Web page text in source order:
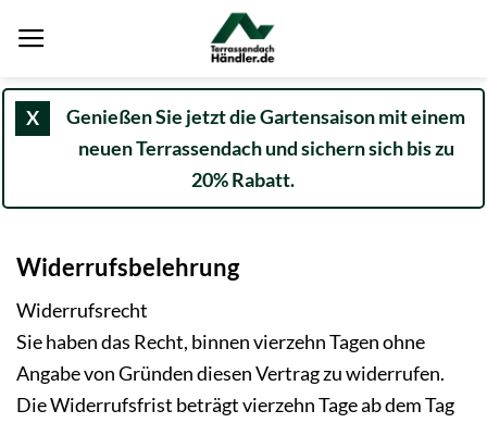
Inhalt
X
Genießen Sie jetzt die Gartensaison mit einem
neuen Terrassendach und sichern sich bis zu
20% Rabatt.
Widerrufsbelehrung
Widerrufsrecht
Sie haben das Recht, binnen vierzehn Tagen ohne
Angabe von Gründen diesen Vertrag zu widerrufen.
Die Widerrufsfrist beträgt vierzehn Tage ab dem Tag